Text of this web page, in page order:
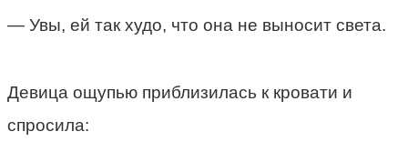
— Увы, ей так худо, что она не выносит света.
Девица ощупью приблизилась к кровати и
спросила: